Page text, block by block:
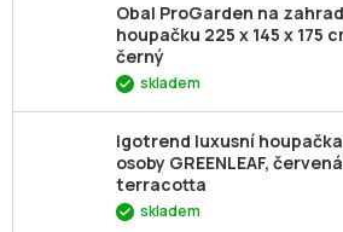
Obal ProGarden na
houpačku 225 x 145 x 175
černý
skladem
Igotrend luxusní
osoby GREENLEAF,
terracotta
skladem